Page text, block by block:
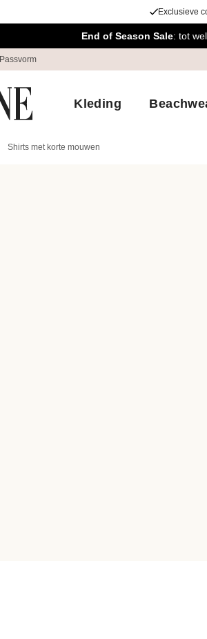
Exclusieve
End of Season Sale: tot wel
Passvorm
Kleding
Shirts met korte mouwen